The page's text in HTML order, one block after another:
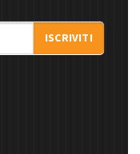
ISCRIVITI